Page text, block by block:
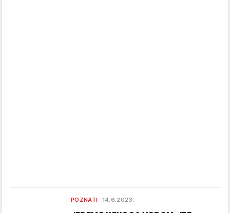
POZNATI 14.6.2023.